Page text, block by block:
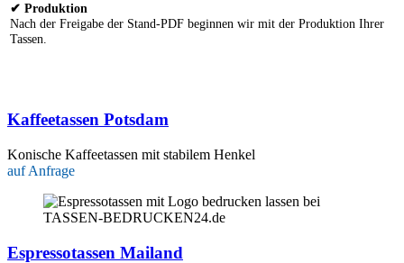
✔ Produktion
Nach der Freigabe der Stand-PDF beginnen wir mit der Produktion Ihrer
Tassen.
Kaffeetassen Potsdam
Konische Kaffeetassen mit stabilem Henkel
auf Anfrage
Espressotassen Mailand